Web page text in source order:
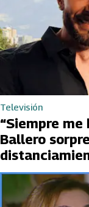
Televisión
“Siempre
Ballero